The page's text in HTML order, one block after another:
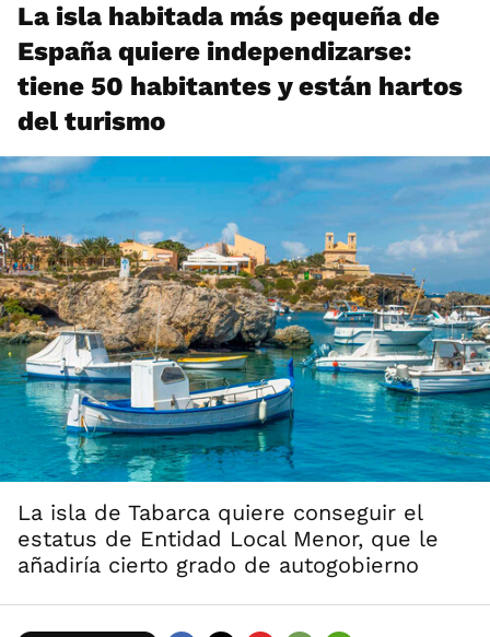
La isla habitada más pequeña de
España quiere independizarse:
tiene 50 habitantes y están hartos
del turismo
La isla de Tabarca quiere conseguir el
estatus de Entidad Local Menor, que le
añadiría cierto grado de autogobierno